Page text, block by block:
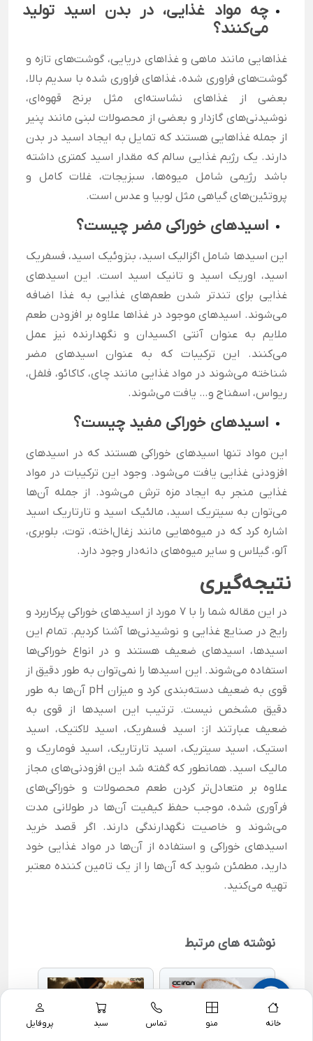
خانه منو تماس سبد پروفایل
چه مواد غذایی، در بدن اسید تولید
می‌کنند؟
غذاهایی مانند ماهی و غذاهای دریایی، گوشت‌های تازه و
گوشت‌های فراوری شده، غذاهای فراوری شده با سدیم بالا،
بعضی از غذاهای نشاسته‌ای مثل برنج قهوه‌ای،
نوشیدنی‌های گازدار و بعضی از محصولات لبنی مانند پنیر
از جمله غذاهایی هستند که تمایل به ایجاد اسید در بدن
دارند. یک رژیم غذایی سالم که مقدار اسید کمتری داشته
باشد رژیمی شامل میوه‌ها، سبزیجات، غلات کامل و
پروتئین‌های گیاهی مثل لوبیا و عدس است.
اسیدهای خوراکی مضر چیست؟
این اسیدها شامل اگزالیک اسید، بنزوئیک اسید، فسفریک
اسید، اوریک اسید و تانیک اسید است. این اسیدهای
غذایی برای تندتر شدن طعم‌های غذایی به غذا اضافه
می‌شوند. اسیدهای موجود در غذاها علاوه بر افزودن طعم
ملایم به عنوان آنتی اکسیدان و نگهدارنده نیز عمل
می‌کنند. این ترکیبات که به عنوان اسیدهای مضر
شناخته می‌شوند در مواد غذایی مانند چای، کاکائو، فلفل،
ریواس، اسفناج و… یافت می‌شوند.
اسیدهای خوراکی مفید چیست؟
این مواد تنها اسیدهای خوراکی هستند که در اسیدهای
افزودنی غذایی یافت می‌شود. وجود این ترکیبات در مواد
غذایی منجر به ایجاد مزه ترش می‌شود. از جمله آن‌ها
می‌توان به سیتریک اسید، مالئیک اسید و تارتاریک اسید
اشاره کرد که در میوه‌هایی مانند زغال‌اخته، توت، بلوبری،
آلو، گیلاس و سایر میوه‌های دانه‌دار وجود دارد.
نتیجه‌گیری
در این مقاله شما را با 7 مورد از اسیدهای خوراکی پرکاربرد و
رایج در صنایع غذایی و نوشیدنی‌ها آشنا کردیم. تمام این
اسید‌ها، اسیدهای ضعیف هستند و در انواع خوراکی‌ها
استفاده می‌شوند. این اسیدها را نمی‌توان به طور دقیق از
قوی به ضعیف دسته‌بندی کرد و میزان pH آن‌ها به طور
دقیق مشخص نیست. ترتیب این اسید‌ها از قوی به
ضعیف عبارتند از: اسید فسفریک، اسید لاکتیک، اسید
استیک، اسید سیتریک، اسید تارتاریک، اسید فوماریک و
مالیک اسید. همانطور که گفته شد این افزودنی‌های مجاز
علاوه بر متعادل‌تر کردن طعم محصولات و خوراکی‌های
فرآوری شده، موجب حفظ کیفیت آن‌ها در طولانی مدت
می‌شوند و خاصیت نگهدارندگی دارند. اگر قصد خرید
اسیدهای خوراکی و استفاده از آن‌ها در مواد غذایی خود
دارید، مطمئن شوید که آن‌ها را از یک تامین کننده معتبر
تهیه می‌کنید.
نوشته های مرتبط